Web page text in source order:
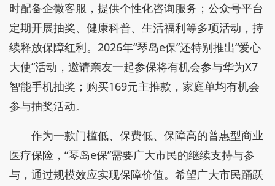
时配备企微客服，提供个性化咨询服务；公众号平台
定期开展抽奖、健康科普、生活福利等多项活动，持
续释放保障红利。2026年“琴岛e保”还特别推出“爱心
大使”活动，邀请亲友一起参保将有机会参与华为X7
智能手机抽奖；购买169元主推款，家庭单均有机会
参与抽奖活动。
作为一款门槛低、保费低、保障高的普惠型商业
医疗保险，“琴岛e保”需要广大市民的继续支持与参
与，通过规模效应实现保障价值。希望广大市民踊跃